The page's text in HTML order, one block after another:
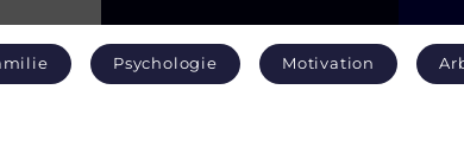
Psychologie Motivation